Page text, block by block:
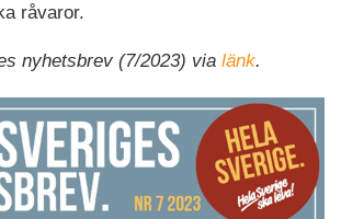
råvaror.
nyhetsbrev (7/2023) via länk.